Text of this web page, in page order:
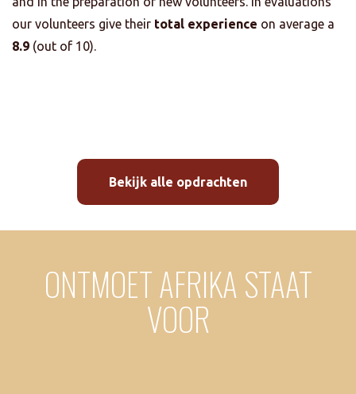
our volunteers give their total experience on average a
8.9 (out of 10).
Bekijk alle opdrachten
ONTMOET AFRIKA STAAT
VOOR